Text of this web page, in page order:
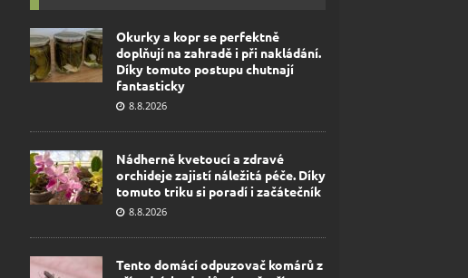
Okurky a kopr se perfektně
doplňují na zahradě i při nakládání.
Díky tomuto postupu chutnají
fantasticky
8.8.2026
Nádherně kvetoucí a zdravé
orchideje zajistí náležitá péče. Díky
tomuto triku si poradí i začátečník
8.8.2026
Tento domácí odpuzovač komárů z